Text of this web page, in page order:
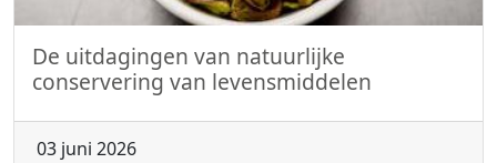
De uitdagingen van natuurlijke
conservering van levensmiddelen
03 juni 2026